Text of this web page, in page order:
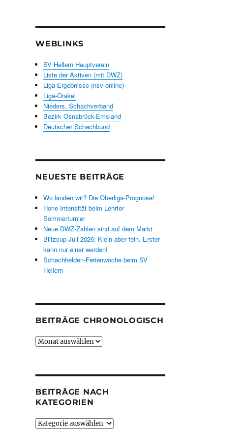
WEBLINKS
SV Hellern Hauptverein
Liste der Aktiven (mit DWZ)
Liga-Ergebnisse (nsv-online)
Liga-Orakel
Nieders. Schachverband
Bezirk Osnabrück-Emsland
Deutscher Schachbund
NEUESTE BEITRÄGE
Wo landen wir? Die Oberliga-Prognose!
Hohe Intensität beim Lehrter
Sommerturnier
Neue DWZ-Zahlen sind auf dem Markt
Blitzcup Juli 2026: Klein aber fein. Erster
kann nur einer werden!
Schachhelden-Ferienwoche beim SV
Hellern
BEITRÄGE CHRONOLOGISCH
Beiträge
BEITRÄGE NACH
KATEGORIEN
Beiträge